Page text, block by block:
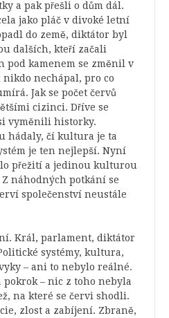
a pak přešli o dům dál.
jako pláč v divoké letní
do země, diktátor byl
dalších, kteří začali
pod kamenem se změnil v
nechápal, pro co
Jak se počet červů
cizinci. Dříve se
vyměnili historky.
hádaly, čí kultura je ta
je ten nejlepší. Nyní
přežití a jedinou kulturou
náhodných potkání se
společenství neustále
Král, parlament, diktátor
systémy, kultura,
– ani to nebylo reálné.
pokrok – nic z toho nebyla
na které se červi shodli.
zlost a zabíjení. Zbraně,